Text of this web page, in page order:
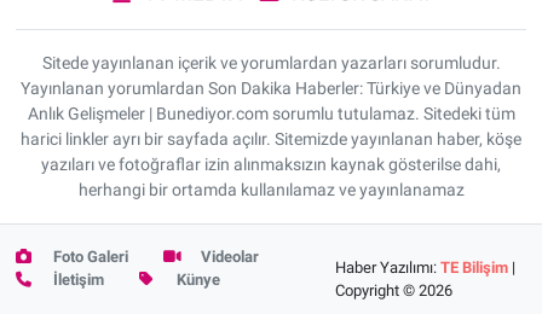
Sitede yayınlanan içerik ve yorumlardan yazarları sorumludur.
Yayınlanan yorumlardan Son Dakika Haberler: Türkiye ve Dünyadan
Anlık Gelişmeler | Bunediyor.com sorumlu tutulamaz. Sitedeki tüm
harici linkler ayrı bir sayfada açılır. Sitemizde yayınlanan haber, köşe
yazıları ve fotoğraflar izin alınmaksızın kaynak gösterilse dahi,
herhangi bir ortamda kullanılamaz ve yayınlanamaz
Foto Galeri
Videolar
İletişim
Künye
Haber Yazılımı:TE Bilişim |
Copyright © 2026